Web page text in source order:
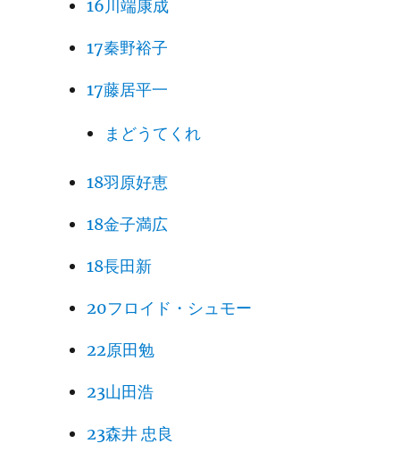
16川端康成
17秦野裕子
17藤居平一
まどうてくれ
18羽原好恵
18金子満広
18長田新
20フロイド・シュモー
22原田勉
23山田浩
23森井 忠良